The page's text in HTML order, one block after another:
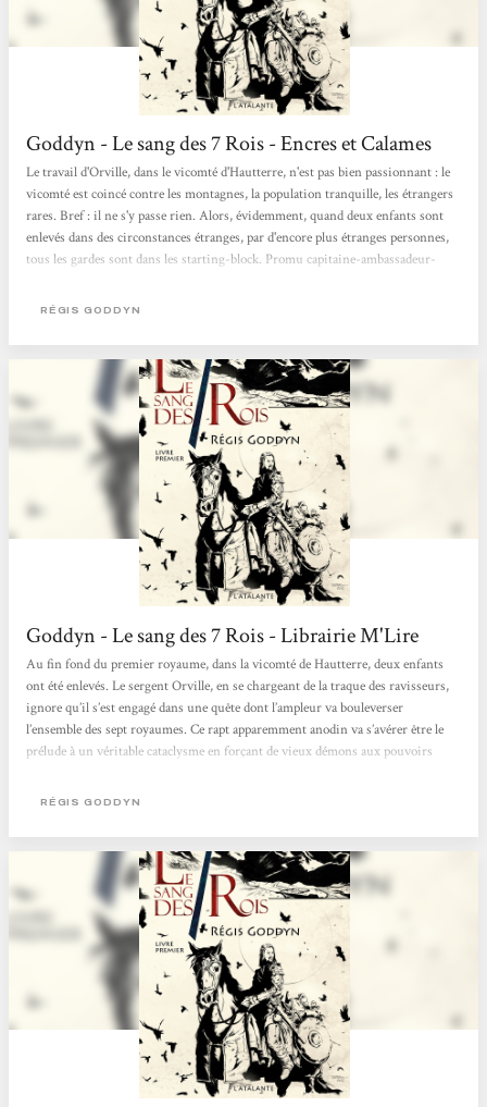
Goddyn - Le sang des 7 Rois - Encres et Calames
Le travail d'Orville, dans le vicomté d'Hautterre, n'est pas bien passionnant : le
vicomté est coincé contre les montagnes, la population tranquille, les étrangers
rares. Bref : il ne s'y passe rien. Alors, évidemment, quand deux enfants sont
enlevés dans des circonstances étranges, par d'encore plus étranges personnes,
tous les gardes sont dans les starting-block. Promu capitaine-ambassadeur-
lancé aux trousses des ravisseurs. Seulement, voilà : il doit juste les suivre, faire
RÉGIS GODDYN
Goddyn - Le sang des 7 Rois - Librairie M'Lire
Au fin fond du premier royaume, dans la vicomté de Hautterre, deux enfants
ont été enlevés. Le sergent Orville, en se chargeant de la traque des ravisseurs,
ignore qu’il s’est engagé dans une quête dont l’ampleur va bouleverser
l’ensemble des sept royaumes. Ce rapt apparemment anodin va s’avérer être le
prélude à un véritable cataclysme en forçant de vieux démons aux pouvoirs
grand jour… Premier roman de Régis Goddyn et premier...
RÉGIS GODDYN